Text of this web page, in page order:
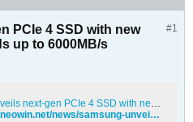
#1
PCIe 4 SSD with new
up to 6000MB/s
Samsung unveils next-gen PCIe 4 SSD with new 5nm controller and speeds up to 6000MB/s
https://www.neowin.net/news/samsung-unveils-next-gen-pcie-4-ssd-with-new-5nm-controller-and-speeds-up-to-6000mbs/